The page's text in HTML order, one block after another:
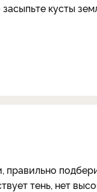
кусты
тень, нет